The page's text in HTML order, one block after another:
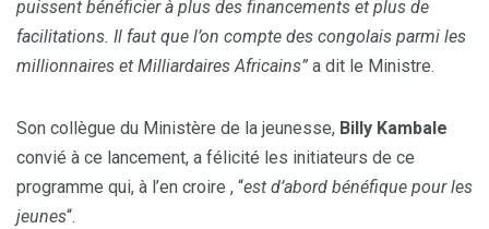
puissent bénéficier à plus des financements et plus de
facilitations. Il faut que l’on compte des congolais parmi les
millionnaires et Milliardaires Africains” a dit le Ministre.
Son collègue du Ministère de la jeunesse, Billy Kambale
convié à ce lancement, a félicité les initiateurs de ce
programme qui, à l’en croire , “est d’abord bénéfique pour les
jeunes“.